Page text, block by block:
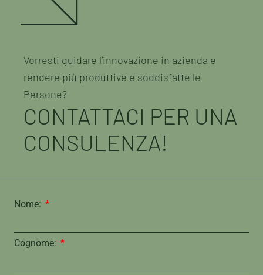
Vorresti guidare l’innovazione in azienda e
rendere più produttive e soddisfatte le
Persone?
CONTATTACI PER UNA
CONSULENZA!
Nome:
Cognome: